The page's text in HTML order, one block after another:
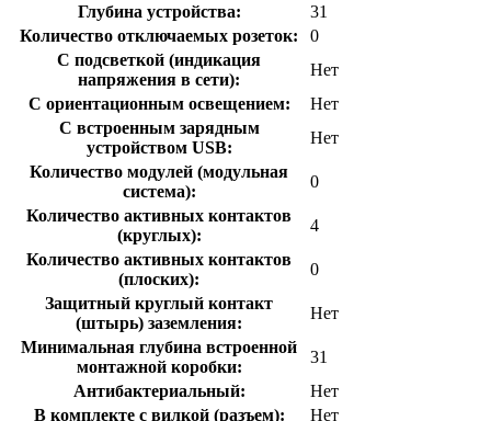
Глубина устройства:
31
Количество отключаемых розеток:
0
С подсветкой (индикация
напряжения в сети):
Нет
С ориентационным освещением:
Нет
С встроенным зарядным
устройством USB:
Нет
Количество модулей (модульная
система):
0
Количество активных контактов
(круглых):
4
Количество активных контактов
(плоских):
0
Защитный круглый контакт
(штырь) заземления:
Нет
Минимальная глубина встроенной
монтажной коробки:
31
Антибактериальный:
Нет
В комплекте с вилкой (разъем):
Нет